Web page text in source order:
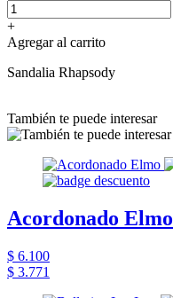
+
Agregar al carrito
Sandalia Rhapsody
También te puede interesar
Acordonado Elmo
$ 6.100
$ 3.771